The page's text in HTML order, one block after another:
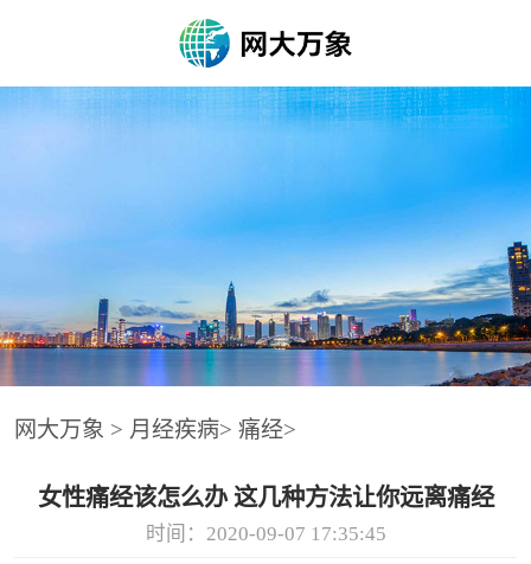
网大万象 > 月经疾病> 痛经>
女性痛经该怎么办 这几种方法让你远离痛经
时间：2020-09-07 17:35:45